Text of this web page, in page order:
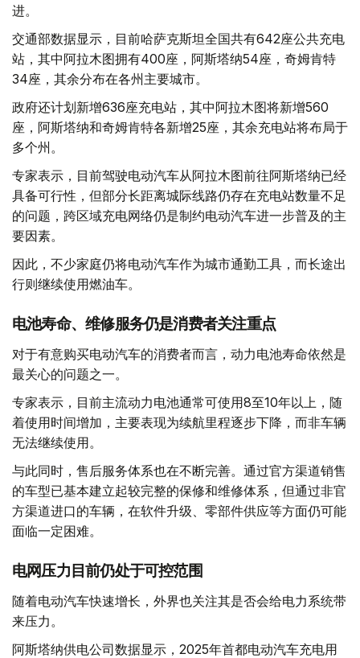
进。
交通部数据显示，目前哈萨克斯坦全国共有642座公共充电
站，其中阿拉木图拥有400座，阿斯塔纳54座，奇姆肯特
34座，其余分布在各州主要城市。
政府还计划新增636座充电站，其中阿拉木图将新增560
座，阿斯塔纳和奇姆肯特各新增25座，其余充电站将布局于
多个州。
专家表示，目前驾驶电动汽车从阿拉木图前往阿斯塔纳已经
具备可行性，但部分长距离城际线路仍存在充电站数量不足
的问题，跨区域充电网络仍是制约电动汽车进一步普及的主
要因素。
因此，不少家庭仍将电动汽车作为城市通勤工具，而长途出
行则继续使用燃油车。
电池寿命、维修服务仍是消费者关注重点
对于有意购买电动汽车的消费者而言，动力电池寿命依然是
最关心的问题之一。
专家表示，目前主流动力电池通常可使用8至10年以上，随
着使用时间增加，主要表现为续航里程逐步下降，而非车辆
无法继续使用。
与此同时，售后服务体系也在不断完善。通过官方渠道销售
的车型已基本建立起较完整的保修和维修体系，但通过非官
方渠道进口的车辆，在软件升级、零部件供应等方面仍可能
面临一定困难。
电网压力目前仍处于可控范围
随着电动汽车快速增长，外界也关注其是否会给电力系统带
来压力。
阿斯塔纳供电公司数据显示，2025年首都电动汽车充电用